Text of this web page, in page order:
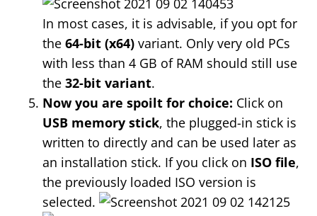
In most cases, it is advisable, if you opt for
the 64-bit (x64) variant. Only very old PCs
with less than 4 GB of RAM should still use
the 32-bit variant.
Now you are spoilt for choice: Click on
USB memory stick, the plugged-in stick is
written to directly and can be used later as
an installation stick. If you click on ISO file,
the previously loaded ISO version is
selected.